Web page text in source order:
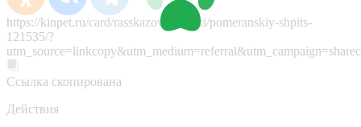
https://kinpet.ru/card/rasskazovo/sobaki/pomeranskiy-shpits-
121535/?
Ссылка скопирована
Действия